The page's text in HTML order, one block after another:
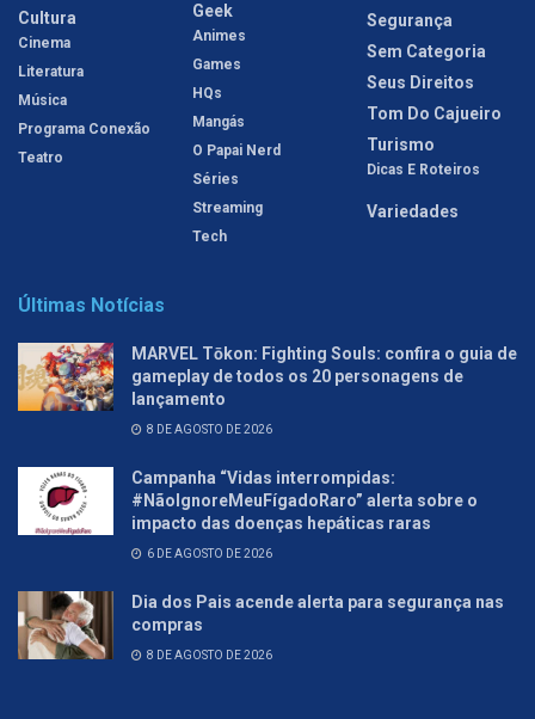
Cultura
Cinema
Literatura
Música
Programa Conexão
Teatro
Geek
Animes
Games
HQs
Mangás
O Papai Nerd
Séries
Streaming
Tech
Segurança
Sem Categoria
Seus Direitos
Tom Do Cajueiro
Turismo
Dicas E Roteiros
Variedades
Últimas Notícias
MARVEL Tōkon: Fighting Souls: confira o guia de
gameplay de todos os 20 personagens de
lançamento
8 DE AGOSTO DE 2026
Campanha “Vidas interrompidas:
#NãoIgnoreMeuFígadoRaro” alerta sobre o
impacto das doenças hepáticas raras
6 DE AGOSTO DE 2026
Dia dos Pais acende alerta para segurança nas
compras
8 DE AGOSTO DE 2026